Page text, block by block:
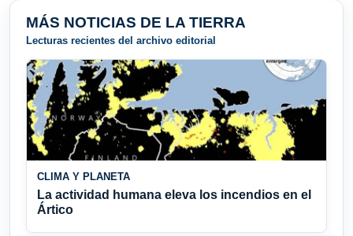
MÁS NOTICIAS DE LA TIERRA
Lecturas recientes del archivo editorial
CLIMA Y PLANETA
La actividad humana eleva los incendios en el
Ártico